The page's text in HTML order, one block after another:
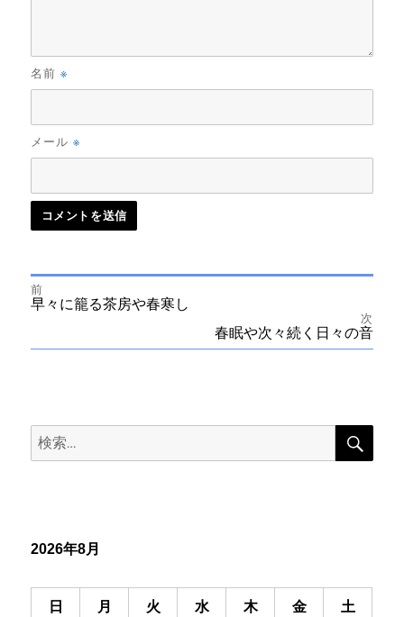
名前※
メール※
投
ゲ
ン
前
前
の
早々に籠る茶房や春寒し
次
春眠や次々続く日々の音
検
索:
検
2026年8月
日 月 火 水 木 金 土